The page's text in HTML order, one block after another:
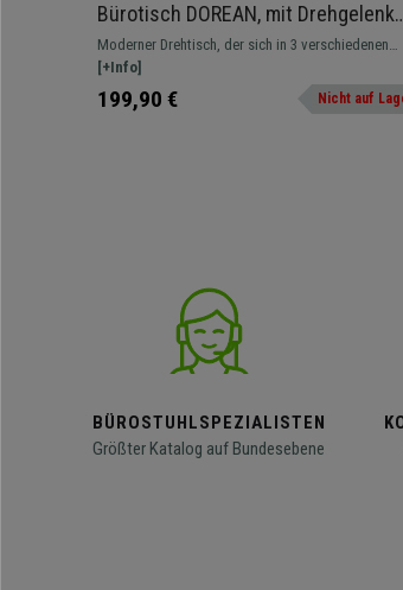
Bürotisch DOREAN, mit Drehgelenk
und Regalen, aus Holz, Farbe Weiß
Moderner Drehtisch, der sich in 3 verschiedenen
Positionen platzieren lässt, mit reichlich Platz für
Arbeitsunterlagen und sonstiges Zubehör.
[+Info]
199,90 € Nicht auf
BÜROSTUHLSPEZIALISTEN
Größter Katalog auf Bundesebene